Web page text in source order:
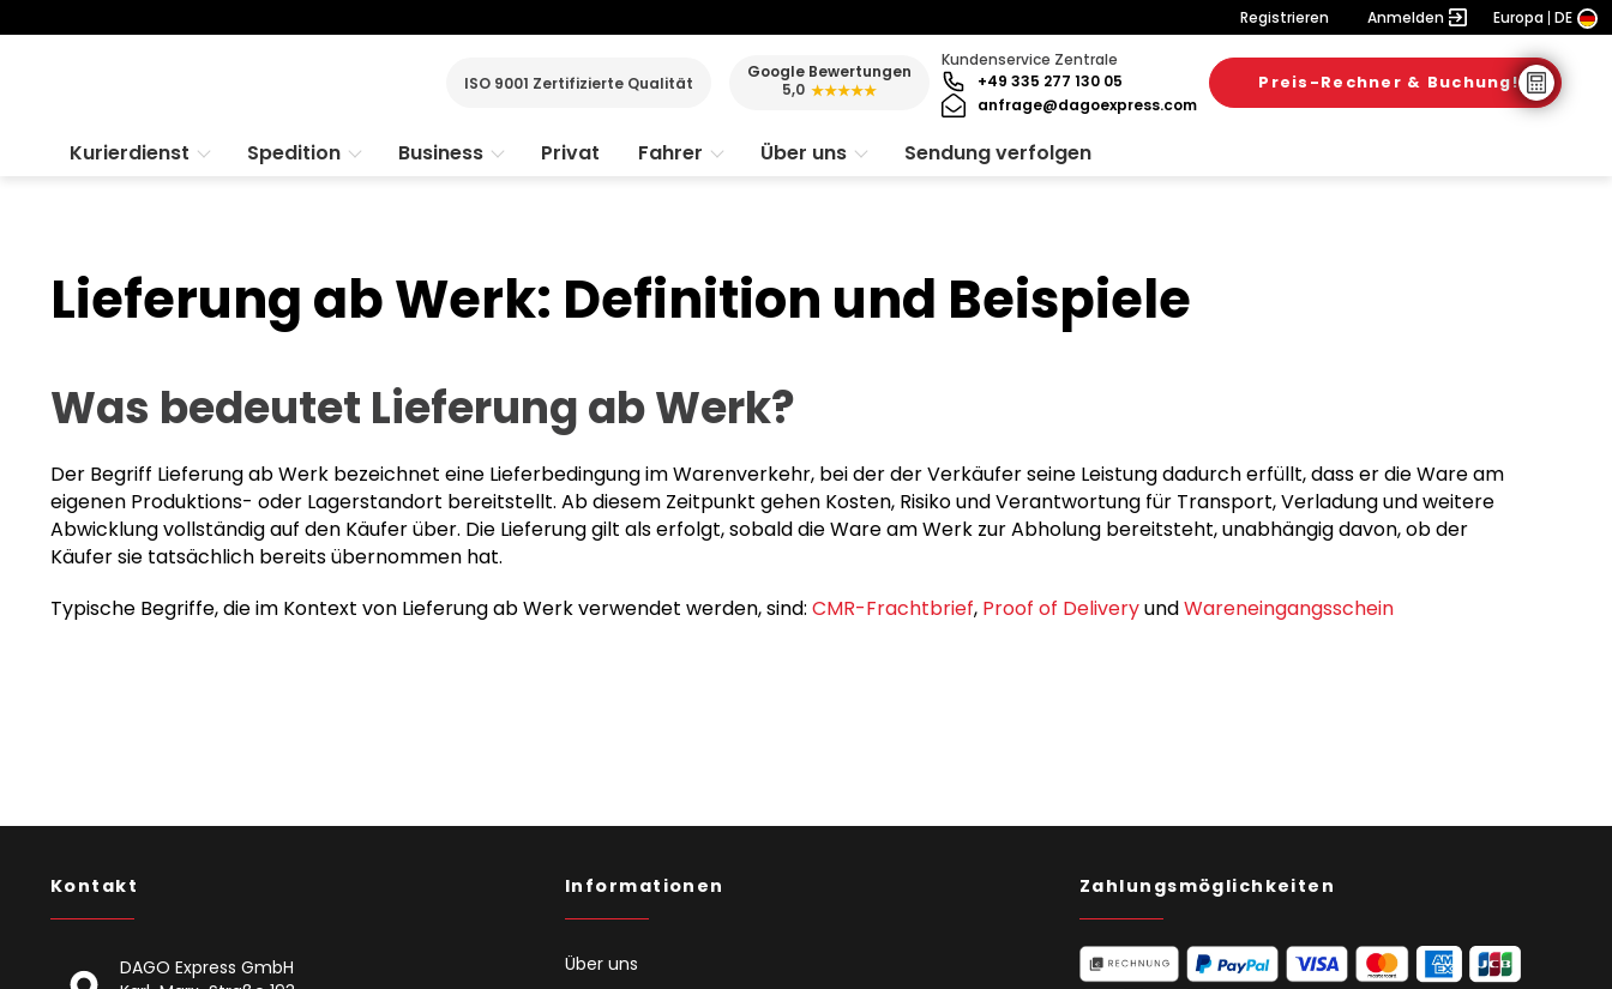
Registrieren Anmelden Europa DE
ISO 9001 Zertifizierte Qualität
Google Bewertungen
5,0 ★★★★★
Kundenservice Zentrale
+49 335 277 130 05
anfrage@dagoexpress.com
Preis-Rechner & Buchung!
Kurierdienst Spedition Business Privat Fahrer Über uns Sendung verfolgen
Lieferung ab Werk: Definition und Beispiele
Was bedeutet Lieferung ab Werk?
Der Begriff Lieferung ab Werk bezeichnet eine Lieferbedingung im Warenverkehr, bei der der Verkäufer seine Leistung dadurch erfüllt, dass er die Ware am
eigenen Produktions- oder Lagerstandort bereitstellt. Ab diesem Zeitpunkt gehen Kosten, Risiko und Verantwortung für Transport, Verladung und weitere
Abwicklung vollständig auf den Käufer über. Die Lieferung gilt als erfolgt, sobald die Ware am Werk zur Abholung bereitsteht, unabhängig davon, ob der
Käufer sie tatsächlich bereits übernommen hat.
Typische Begriffe, die im Kontext von Lieferung ab Werk verwendet werden, sind: CMR-Frachtbrief, Proof of DeliveryundWareneingangsschein
Kontakt
DAGO Express GmbH
Informationen
Über uns
Zahlungsmöglichkeiten